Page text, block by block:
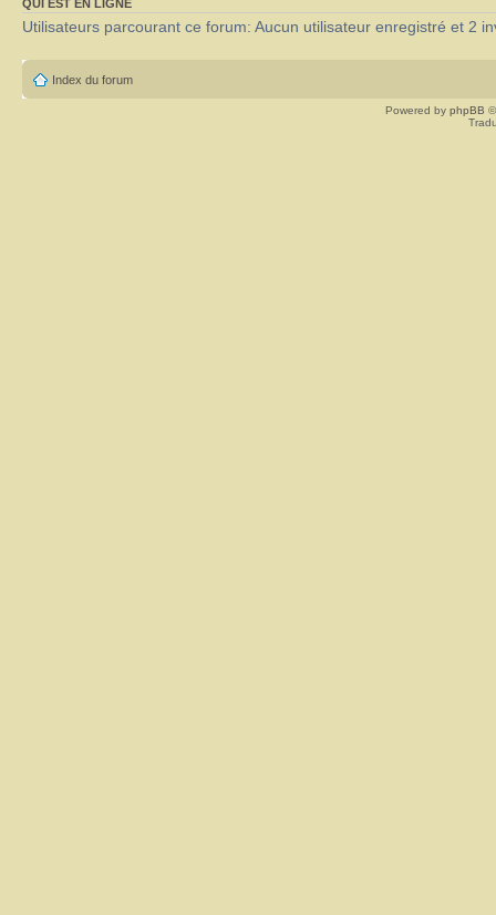
QUI EST EN LIGNE
Utilisateurs parcourant ce forum: Aucun utilisateur enregistré et 2
Index du forum
Powered by phpBB